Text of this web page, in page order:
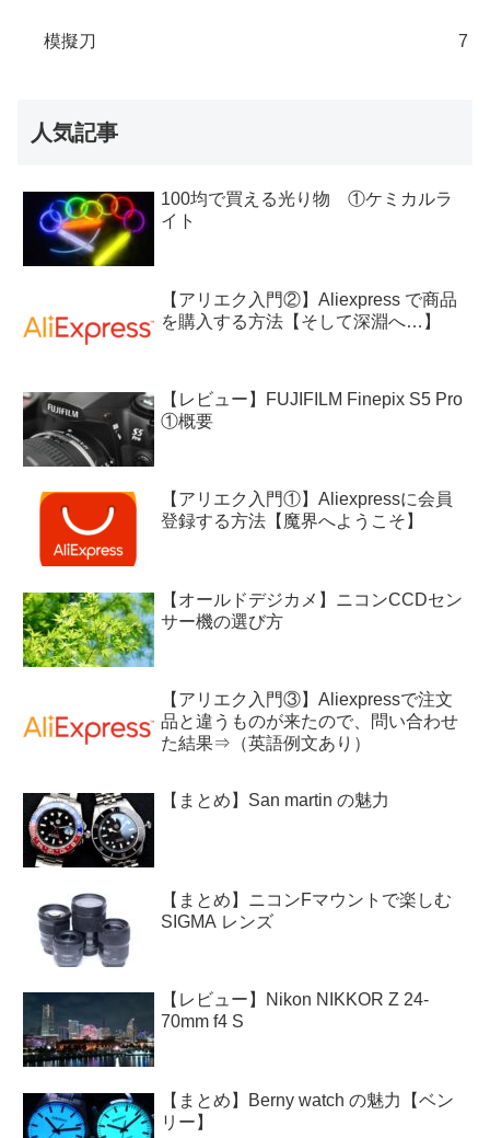
模擬刀 7
人気記事
100均で買える光り物 ①ケミカルラ
イト
【アリエク入門②】Aliexpress で商品
を購入する方法【そして深淵へ…】
【レビュー】FUJIFILM Finepix S5 Pro
①概要
【アリエク入門①】Aliexpressに会員
登録する方法【魔界へようこそ】
【オールドデジカメ】ニコンCCDセン
サー機の選び方
【アリエク入門③】Aliexpressで注文
品と違うものが来たので、問い合わせ
た結果⇒（英語例文あり）
【まとめ】San martin の魅力
【まとめ】ニコンFマウントで楽しむ
SIGMA レンズ
【レビュー】Nikon NIKKOR Z 24-
70mm f4 S
【まとめ】Berny watch の魅力【ベン
リー】